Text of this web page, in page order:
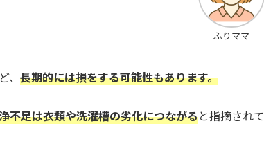
ふりママ
長期的には損をする可能性もあります。
不足は衣類や洗濯槽の劣化につながると指摘されて